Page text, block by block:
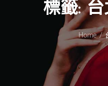
標籤:台
Home